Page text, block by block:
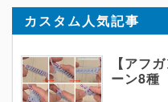
カスタム人気記事
【アフ
ーン8種